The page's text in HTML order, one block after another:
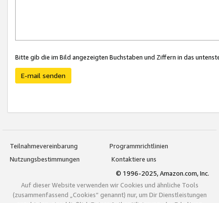
Bitte gib die im Bild angezeigten Buchstaben und Ziffern in das
E-mail senden
Teilnahmevereinbarung
Programmrichtlinien
Nutzungsbestimmungen
Kontaktiere uns
© 1996-2025, Amazon.com, Inc.
Auf dieser Website verwenden wir Cookies und ähnliche Tools
(zusammenfassend „Cookies“ genannt) nur, um Dir Dienstleistungen